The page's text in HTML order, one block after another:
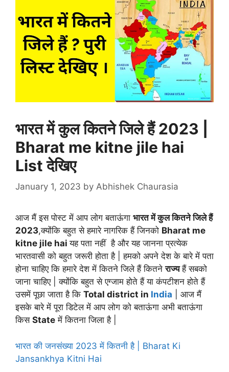
भारत में कुल कितने जिले हैं 2023 |
Bharat me kitne jile hai
List देखिए
January 1, 2023 by Abhishek Chaurasia
आज मैं इस पोस्ट में आप लोग बताऊंगा भारत में कुल कितने जिले हैं
2023,क्योंकि बहुत से हमारे नागरिक हैं जिनको Bharat me
kitne jile haiयह पता नहीं है और यह जानना प्रत्येक
भारतवासी को बहुत जरूरी होता है | हमको अपने देश के बारे में पता
होना चाहिए कि हमारे देश में कितने जिले हैं कितनेराज्यहैं सबको
जाना चाहिए | क्योंकि बहुत से एग्जाम होते हैं या कंपटीशन होते हैं
उसमें पूछा जाता है कि Total district in India | आज मैं
इसके बारे में पूरा डिटेल में आप लोग को बताऊंगा अभी बताऊंगा
किस State में कितना जिला है |
भारत की जनसंख्या 2023 में कितनी है | Bharat Ki
Jansankhya Kitni Hai